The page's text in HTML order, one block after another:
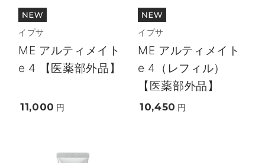
イプサ
ME アルティメイト
e 4 【医薬部外品】
11,000 円
イプサ
ME アルティメイト
e 4（レフィル）
【医薬部外品】
10,450 円